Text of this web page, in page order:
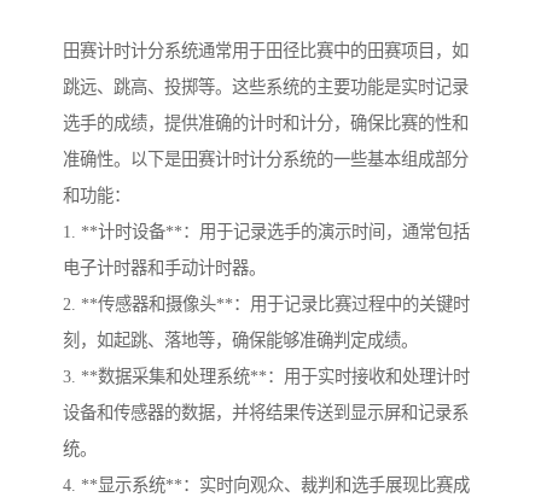
田赛计时计分系统通常用于田径比赛中的田赛项目，如
跳远、跳高、投掷等。这些系统的主要功能是实时记录
选手的成绩，提供准确的计时和计分，确保比赛的性和
准确性。以下是田赛计时计分系统的一些基本组成部分
和功能：
1. **计时设备**：用于记录选手的演示时间，通常包括
电子计时器和手动计时器。
2. **传感器和摄像头**：用于记录比赛过程中的关键时
刻，如起跳、落地等，确保能够准确判定成绩。
3. **数据采集和处理系统**：用于实时接收和处理计时
设备和传感器的数据，并将结果传送到显示屏和记录系
统。
4. **显示系统**：实时向观众、裁判和选手展现比赛成